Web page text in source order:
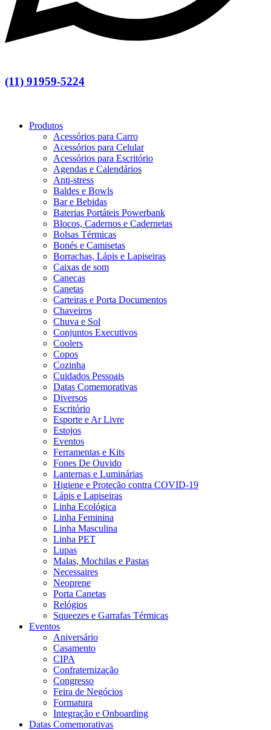
(11) 91959-5224
Produtos
Acessórios para Carro
Acessórios para Celular
Acessórios para Escritório
Agendas e Calendários
Anti-stress
Baldes e Bowls
Bar e Bebidas
Baterias Portáteis Powerbank
Blocos, Cadernos e Cadernetas
Bolsas Térmicas
Bonés e Camisetas
Borrachas, Lápis e Lapiseiras
Caixas de som
Canecas
Canetas
Carteiras e Porta Documentos
Chaveiros
Chuva e Sol
Conjuntos Executivos
Coolers
Copos
Cozinha
Cuidados Pessoais
Datas Comemorativas
Diversos
Escritório
Esporte e Ar Livre
Estojos
Eventos
Ferramentas e Kits
Fones De Ouvido
Lanternas e Luminárias
Higiene e Proteção contra COVID-19
Lápis e Lapiseiras
Linha Ecológica
Linha Feminina
Linha Masculina
Linha PET
Lupas
Malas, Mochilas e Pastas
Necessaires
Neoprene
Porta Canetas
Relógios
Squeezes e Garrafas Térmicas
Eventos
Aniversário
Casamento
CIPA
Confraternização
Congresso
Feira de Negócios
Formatura
Integração e Onboarding
Datas Comemorativas